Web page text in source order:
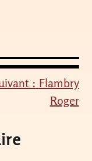
: Flambry
Roger